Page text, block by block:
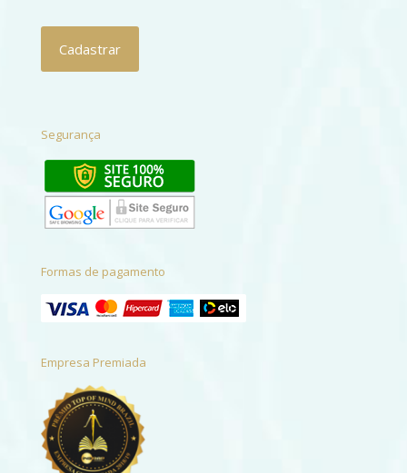
Segurança
Formas de pagamento
Empresa Premiada